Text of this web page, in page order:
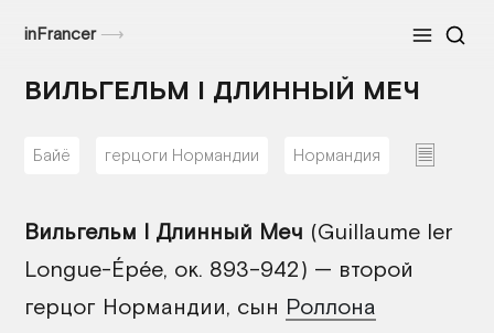
inFrancer⟶ Меню
ВИЛЬГЕЛЬМ I ДЛИННЫЙ МЕЧ
Байё герцоги Нормандии Нормандия
Вильгельм I Длинный Меч (Guillaume Ier
Longue-Épée, ок. 893–942) — второй
герцог Нормандии, сын Роллона